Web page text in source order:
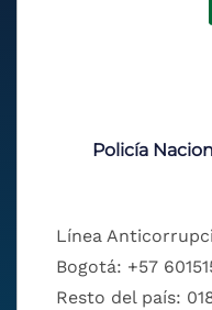
Policía
Línea
Bogotá: +57
Resto del país: